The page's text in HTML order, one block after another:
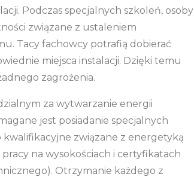
Podczas specjalnych szkoleń, osoby
związane z ustaleniem
Tacy fachowcy potrafią dobierać
miejsca instalacji. Dzięki temu
zagrożenia.
za wytwarzanie energii
jest posiadanie specjalnych
związane z energetyką
na wysokościach i certyfikatach
Otrzymanie każdego z